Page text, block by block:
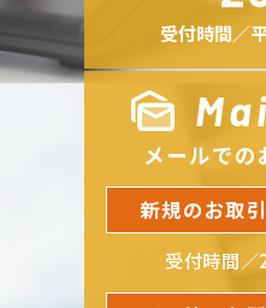
受付時間／
メールでの
新規のお取
受付時間